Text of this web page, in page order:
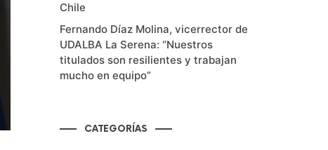
Chile
Fernando Díaz Molina, vicerrector de
UDALBA La Serena: “Nuestros
titulados son resilientes y trabajan
mucho en equipo”
CATEGORÍAS